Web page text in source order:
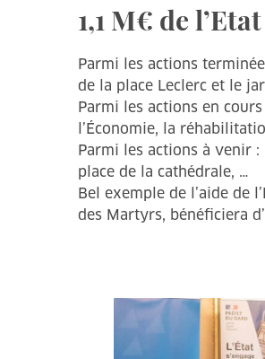
1,1 M€ de
Parmi les actions
de la place Leclerc et le
Parmi les actions en
l’Économie, la
Parmi les actions à venir :
place de la cathédrale, …
Bel exemple de l’aide de
des Martyrs, bénéficiera